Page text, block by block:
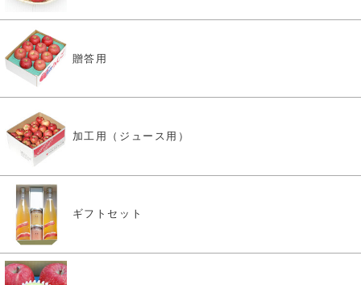
贈答用
加工用（ジュース用）
ギフトセット